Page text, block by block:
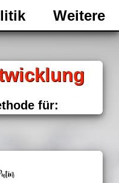
Weitere
für: